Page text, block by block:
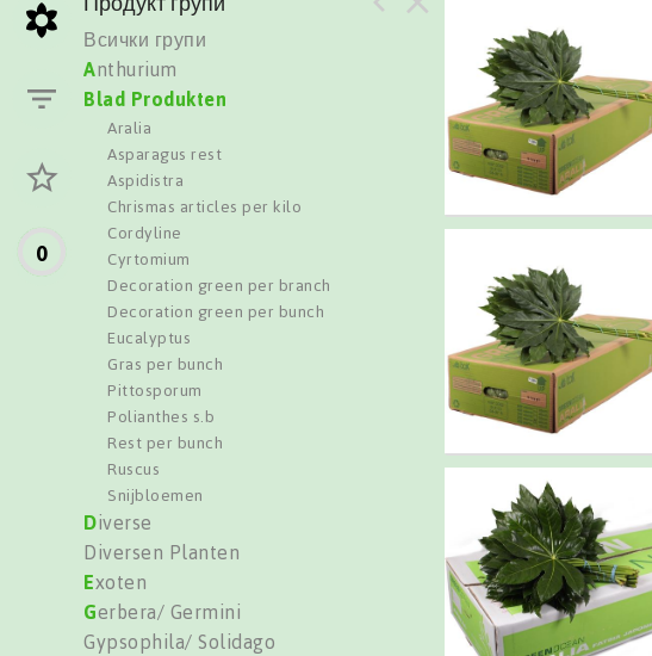
0
Всички групи
Anthurium
Blad Produkten
Aralia
Asparagus rest
Aspidistra
Chrismas articles per kilo
Cordyline
Cyrtomium
Decoration green per branch
Decoration green per bunch
Eucalyptus
Gras per bunch
Pittosporum
Polianthes s.b
Rest per bunch
Ruscus
Snijbloemen
Diverse
Diversen Planten
Exoten
Gerbera/ Germini
Gypsophila/ Solidago